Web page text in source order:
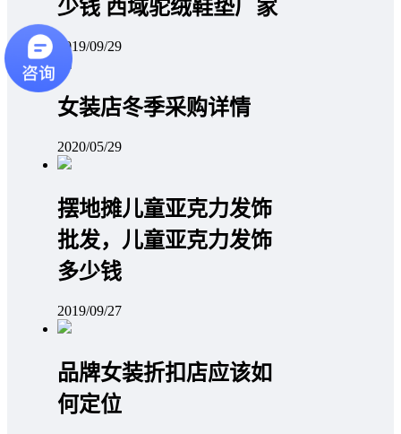
少钱 西域驼绒鞋垫厂家
2019/09/29
女装店冬季采购详情
2020/05/29
摆地摊儿童亚克力发饰
批发，儿童亚克力发饰
多少钱
2019/09/27
品牌女装折扣店应该如
何定位